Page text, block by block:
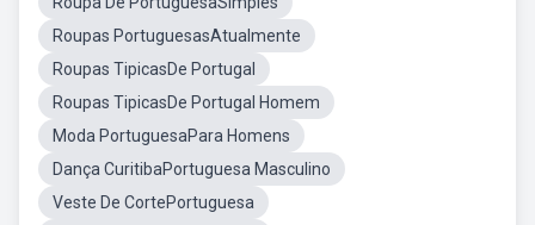
Roupas PortuguesasAtualmente
Roupas TipicasDe Portugal
Roupas TipicasDe Portugal Homem
Moda PortuguesaPara Homens
Dança CuritibaPortuguesa Masculino
Veste De CortePortuguesa